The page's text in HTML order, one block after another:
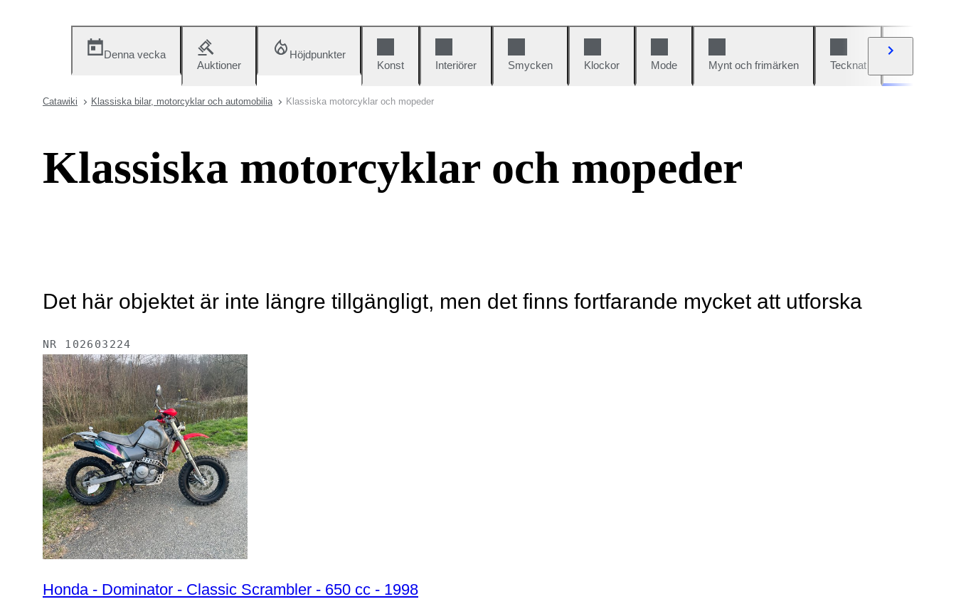
Denna vecka
Auktioner
Höjdpunkter
Konst
Interiörer Smycken Klockor Mode Mynt och frimärken Tecknat
Catawiki Klassiska bilar, motorcyklar och automobilia Klassiska motorcyklar och mopeder
Klassiska motorcyklar och mopeder
Det här objektet är inte längre tillgängligt, men det finns fortfarande mycket att utforska
NR 102603224
Honda - Dominator - Classic Scrambler - 650 cc - 1998